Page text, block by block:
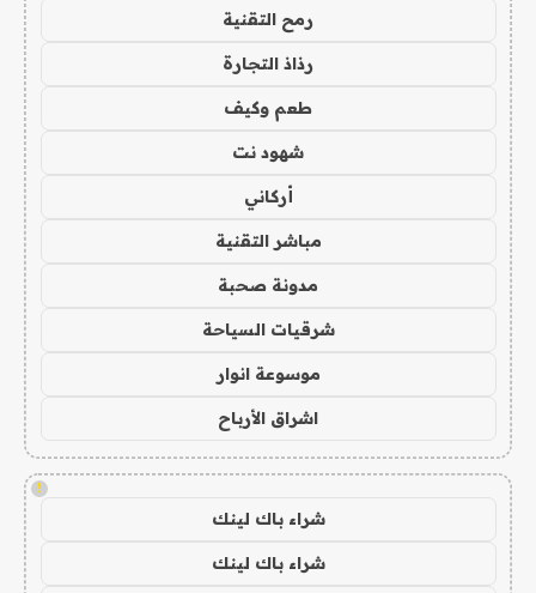
رمح التقنية
رذاذ التجارة
طعم وكيف
شهود نت
أركاني
مباشر التقنية
مدونة صحبة
شرقيات السياحة
موسوعة انوار
اشراق الأرباح
!
شراء باك لينك
شراء باك لينك